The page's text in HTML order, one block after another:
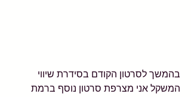
בהמשך לסרטון הקודם בסידרת שיווי
המשקל אני מצרפת סרטון נוסף ברמת